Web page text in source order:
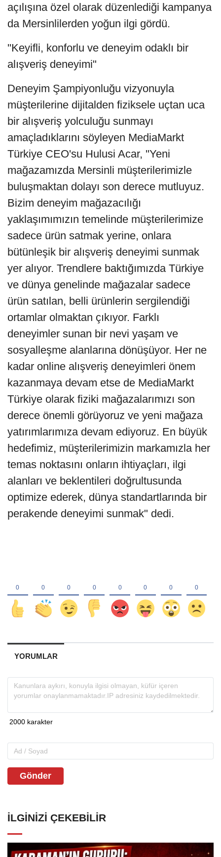
açılışına özel olarak düzenlediği kampanya
da Mersinlilerden yoğun ilgi gördü.
''Keyifli, konforlu ve deneyim odaklı bir
alışveriş deneyimi"
Deneyim Şampiyonluğu vizyonuyla
müşterilerine dijitalden fiziksele uçtan uca
bir alışveriş yolculuğu sunmayı
amaçladıklarını söyleyen MediaMarkt
Türkiye CEO'su Hulusi Acar, ''Yeni
mağazamızda Mersinli müşterilerimizle
buluşmaktan dolayı son derece mutluyuz.
Bizim deneyim mağazacılığı
yaklaşımımızın temelinde müşterilerimize
sadece ürün satmak yerine, onlara
bütünleşik bir alışveriş deneyimi sunmak
yer alıyor. Trendlere baktığımızda Türkiye
ve dünya genelinde mağazalar sadece
ürün satılan, belli ürünlerin sergilendiği
ortamlar olmaktan çıkıyor. Farklı
deneyimler sunan bir nevi yaşam ve
sosyalleşme alanlarına dönüşüyor. Her ne
kadar online alışveriş deneyimleri önem
kazanmaya devam etse de MediaMarkt
Türkiye olarak fiziki mağazalarımızı son
derece önemli görüyoruz ve yeni mağaza
yatırımlarımıza devam ediyoruz. En büyük
hedefimiz, müşterilerimizin markamızla her
temas noktasını onların ihtiyaçları, ilgi
alanları ve beklentileri doğrultusunda
optimize ederek, dünya standartlarında bir
perakende deneyimi sunmak" dedi.
YORUMLAR
Gönder
İLGINIZI ÇEKEBILIR